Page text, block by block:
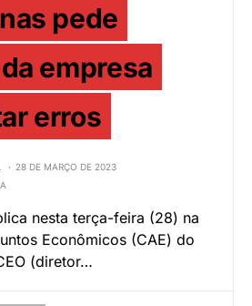
pede
empresa
erros
28 DE MARÇO DE 2023
nesta terça-feira (28) na
Econômicos (CAE) do
(diretor…